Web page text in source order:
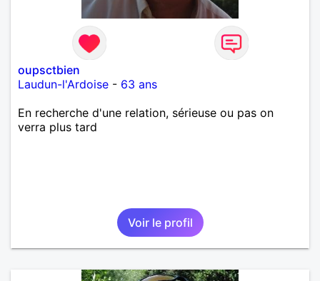
oupsctbien
Laudun-l'Ardoise - 63 ans
En recherche d'une relation, sérieuse ou pas on
verra plus tard
Voir le profil